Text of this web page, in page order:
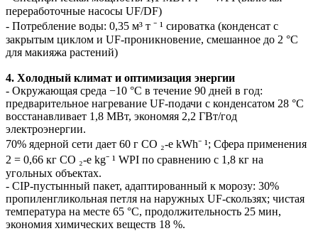
переработочные насосы UF/DF)
- Потребление воды: 0,35 м³ т ⁻ ¹ сироватка (конденсат с
закрытым циклом и UF-проникновение, смешанное до 2 °C
для макияжа растений)
4. Холодный климат и оптимизация энергии
- Окружающая среда −10 °C в течение 90 дней в год:
предварительное нагревание UF-подачи с конденсатом 28 °C
восстанавливает 1,8 МВт, экономяя 2,2 ГВт/год
электроэнергии.
70% ядерной сети дает 60 г CO ₂-e kWh⁻ ¹; Сфера применения
2 = 0,66 кг СО ₂-e kg⁻ ¹ WPI по сравнению с 1,8 кг на
угольных объектах.
- CIP-пустынный пакет, адаптированный к морозу: 30%
пропиленгликольная петля на наружных UF-скользях; чистая
температура на месте 65 °C, продолжительность 25 мин,
экономия химических веществ 18 %.